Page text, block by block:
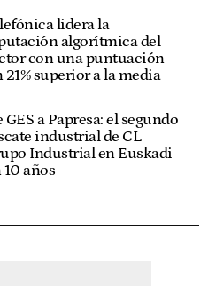
lidera la
algorítmica del
con una puntuación
21% superior a la media
GES a Papresa: el segundo
industrial de CL
Industrial en Euskadi
10 años